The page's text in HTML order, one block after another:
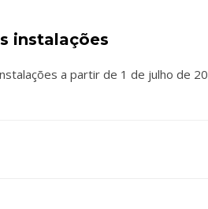
instalações
a partir de 1 de julho de